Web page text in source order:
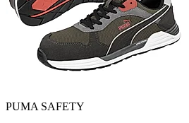
PUMA SAFETY